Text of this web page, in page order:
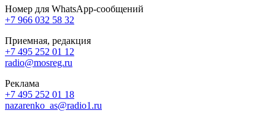
Номер для WhatsApp-сообщений
+7 966 032 58 32
Приемная, редакция
+7 495 252 01 12
radio@mosreg.ru
Реклама
+7 495 252 01 18
nazarenko_as@radio1.ru